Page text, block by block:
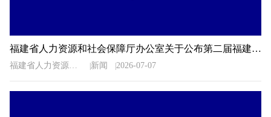
福建省人力资源和社会保障厅办公室关于公布第二届福建省“青春之歌”创业创新大赛获奖名单的通知
福建省人力资源和社会保障厅办公室 新闻 2026-07-07